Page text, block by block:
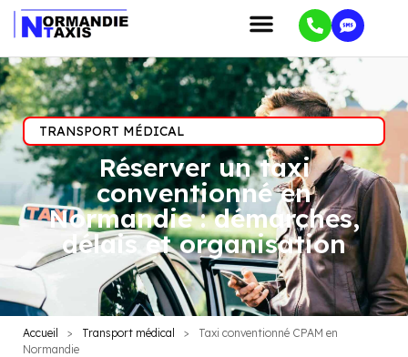
TRANSPORT MÉDICAL
Réserver un taxi
conventionné en
Normandie : démarches,
délais et organisation
Accueil > Transport médical >
Taxi conventionné CPAM en
Normandie